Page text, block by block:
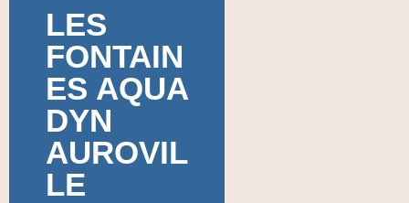
LES
FONTAIN
ES AQUA
DYN
AUROVIL
LE